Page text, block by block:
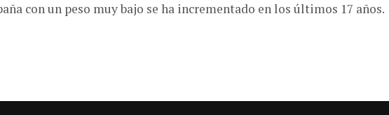
con un peso muy bajo se ha incrementado en los últimos 17 años.